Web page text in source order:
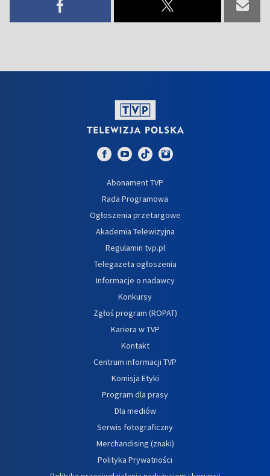
Abonament TVP
Rada Programowa
Ogłoszenia przetargowe
Akademia Telewizyjna
Regulamin tvp.pl
Telegazeta ogłoszenia
Informacje o nadawcy
Konkursy
Zgłoś program (ROPAT)
Kariera w TVP
Kontakt
Centrum informacji TVP
Komisja Etyki
Program dla prasy
Dla mediów
Serwis fotograficzny
Merchandising (znaki)
Polityka Prywatności